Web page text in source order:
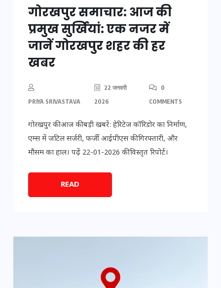
गोरखपुर समाचार: आज की
प्रमुख सुर्खियां: एक नजर में
जानें गोरखपुर शहर की हर
खबर
PRIYA SRIVASTAVA
22 जनवरी
2026
0
COMMENTS
गोरखपुर की आज की बड़ी खबरें: हेरिटेज कॉरिडोर का निर्माण,
एम्स में जटिल सर्जरी, फर्जी आईपीएस की गिरफ्तारी, और
मौसम का हाल। पढ़ें 22-01-2026 की विस्तृत रिपोर्ट।
READ